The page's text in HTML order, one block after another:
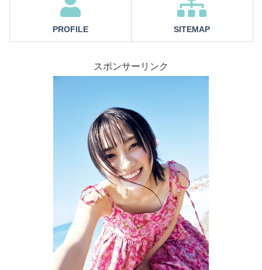
PROFILE SITEMAP
スポンサーリンク